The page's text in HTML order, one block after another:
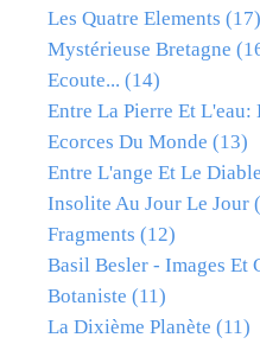
Les Quatre Elements (17)
Mystérieuse Bretagne
Ecoute... (14)
Entre La Pierre Et L'eau:
Ecorces Du Monde (13)
Entre L'ange Et Le Diable
Insolite Au Jour Le Jour
Fragments (12)
Basil Besler - Images Et
Botaniste (11)
La Dixième Planète (11)